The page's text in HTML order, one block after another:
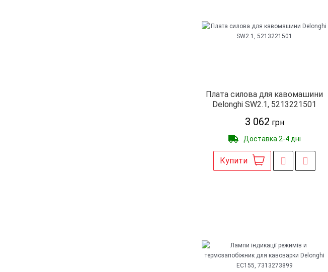
Плата силова для кавомашини
Delonghi SW2.1, 5213221501
3 062 грн
Доставка 2-4 дні
Купити